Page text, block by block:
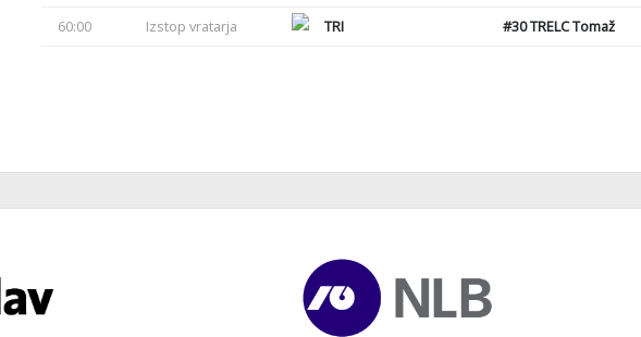
60:00
Izstop vratarja TRI #30TRELC Tomaž